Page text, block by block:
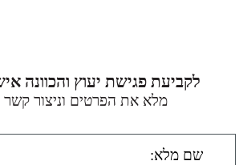
לקביעת פגישת יעוץ והכוונה
מלא את הפרטים וניצור